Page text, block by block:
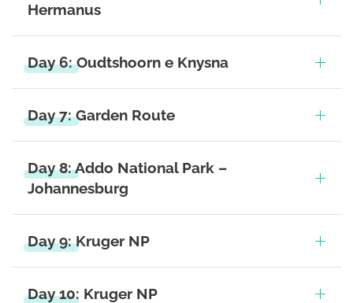
Hermanus
Day 6: Oudtshoorn e Knysna
Day 7: Garden Route
Day 8: Addo National Park –
Johannesburg
Day 9: Kruger NP
Day 10: Kruger NP